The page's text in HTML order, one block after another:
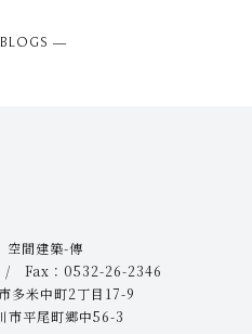
―
間建築-傳
Fax：0532-26-2346
多米中町2丁目17-9
市平尾町郷中56-3